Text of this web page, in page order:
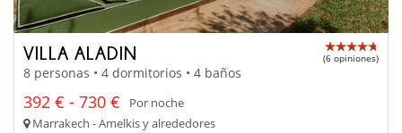
VILLA ALADIN (6 opiniones)
8 personas • 4 dormitorios • 4 baños
392 € - 730 €
Por noche
Marrakech - Amelkis y alrededores